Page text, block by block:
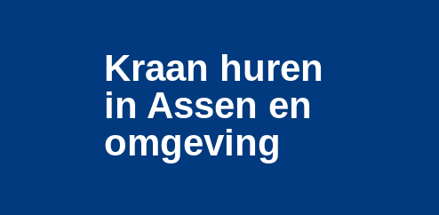
Kraan huren
in Assen en
omgeving